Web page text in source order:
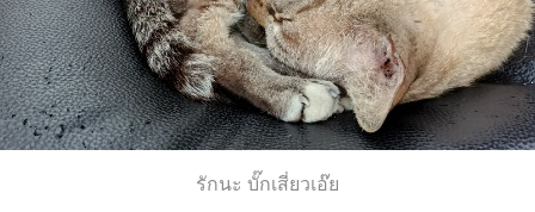
รักนะ บั๊กเสี่ยวเอ๊ย